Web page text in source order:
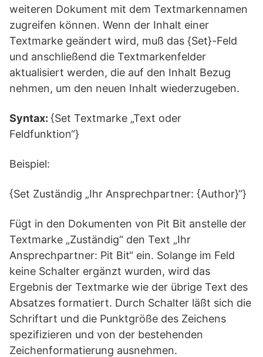
weiteren Dokument mit dem Textmarkennamen
zugreifen können. Wenn der Inhalt einer
Textmarke geändert wird, muß das {Set}-Feld
und anschließend die Textmarkenfelder
aktualisiert werden, die auf den Inhalt Bezug
nehmen, um den neuen Inhalt wiederzugeben.
Syntax: {Set Textmarke „Text oder
Feldfunktion“}
Beispiel:
{Set Zuständig „Ihr Ansprechpartner: {Author}“}
Fügt in den Dokumenten von Pit Bit anstelle der
Textmarke „Zuständig“ den Text „Ihr
Ansprechpartner: Pit Bit“ ein. Solange im Feld
keine Schalter ergänzt wurden, wird das
Ergebnis der Textmarke wie der übrige Text des
Absatzes formatiert. Durch Schalter läßt sich die
Schriftart und die Punktgröße des Zeichens
spezifizieren und von der bestehenden
Zeichenformatierung ausnehmen.